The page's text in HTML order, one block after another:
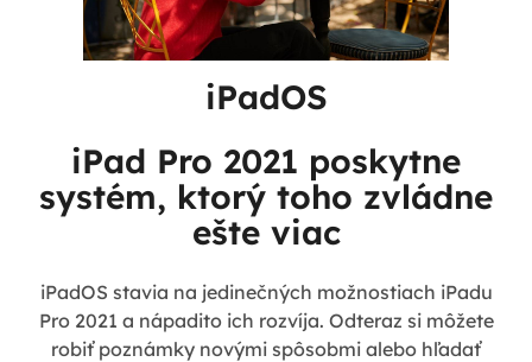
iPadOS
iPad Pro 2021 poskytne
systém, ktorý toho zvládne
ešte viac
iPadOS stavia na jedinečných možnostiach iPadu
Pro 2021 a nápadito ich rozvíja. Odteraz si môžete
robiť poznámky novými spôsobmi alebo hľadať